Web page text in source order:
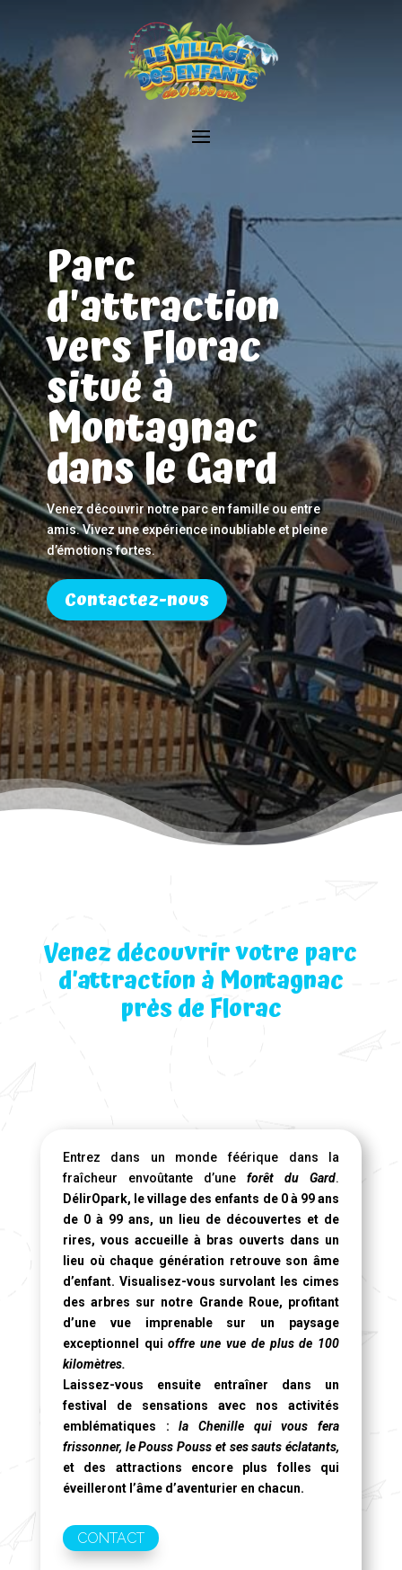
Parc
d'attraction
vers Florac
situé à
Montagnac
dans le Gard
Venez découvrir notre parc en famille ou entre
amis. Vivez une expérience inoubliable et pleine
d’émotions fortes.
Contactez-nous
Venez découvrir votre parc
d’attraction à Montagnac
près de Florac
Entrez dans un monde féérique dans la
fraîcheur envoûtante d’uneforêt du Gard.
DélirOpark, le village des enfants de 0 à 99 ans
de 0 à 99 ans, un lieu de découvertes et de
rires, vous accueille à bras ouverts dans un
lieu où chaque génération retrouve son âme
d’enfant. Visualisez-vous survolant les cimes
des arbres sur notre Grande Roue, profitant
d’une vue imprenable sur un paysage
exceptionnel quioffre une vue de plus de 100
kilomètres.
Laissez-vous ensuite entraîner dans un
festival de sensations avec nos activités
emblématiques :la Chenille qui vous fera
frissonner, le Pouss Pouss et ses sauts éclatants,
et des attractions encore plus folles qui
éveilleront l’âme d’aventurier en chacun.
CONTACT